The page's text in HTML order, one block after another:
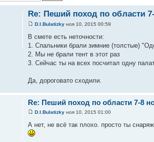
Re: Пеший поход по области
D.I.Bulatizky ноя 10, 2015 00:59
В смете есть неточности:
1. Спальники брали зимние (толстые)
2. Мы не брали тент в этот раз
3. Сейчас ты на всех посчитал одну
Да, дороговато сходили.
Re: Пеший поход по области 7-8
D.I.Bulatizky ноя 10, 2015 01:00
А нет, не всё так плохо. просто ты